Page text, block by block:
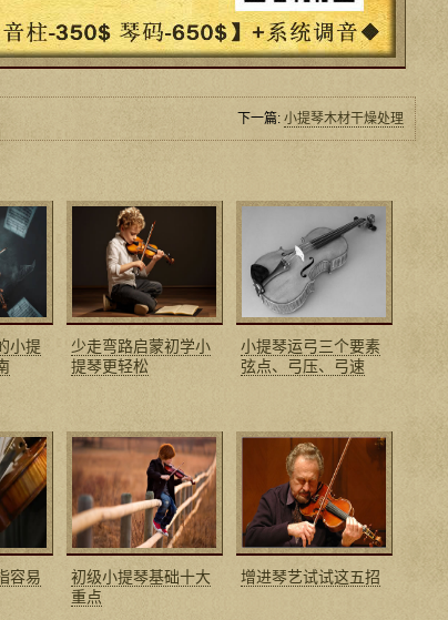
下一篇: 小提琴木材干燥处理
小提
少走弯路启蒙初学小
提琴更轻松
小提琴运弓三个要素
弦点、弓压、弓速
容易
初级小提琴基础十大
重点
增进琴艺试试这五招